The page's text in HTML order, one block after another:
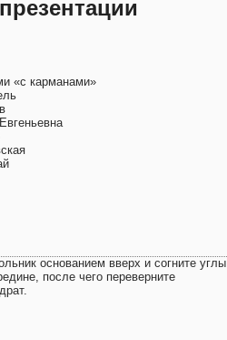
«с карманами»
основанием вверх и согните углы
после чего переверните